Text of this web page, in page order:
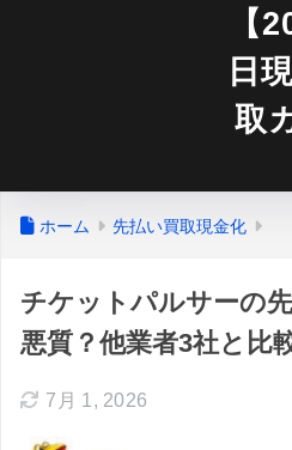
【
日
取
ホーム 先払い買取現金化
チケットパルサーの
悪質？他業者3社と比
7月 1, 2026